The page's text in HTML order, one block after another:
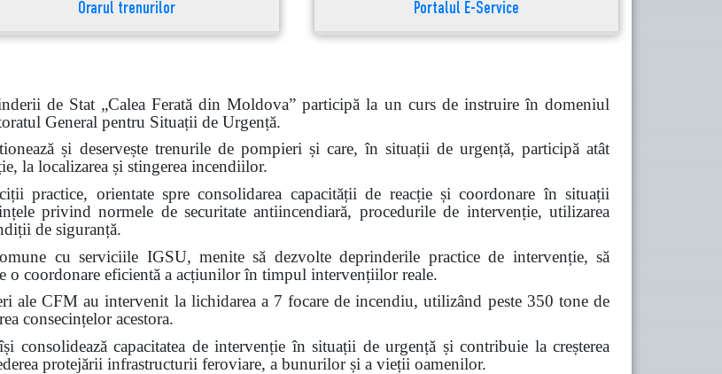
Orarul trenurilor Portalul E-Service
de Stat „Calea Ferată din Moldova” participă la un curs de instruire în domeniul
General pentru Situații de Urgență.
și deservește trenurile de pompieri și care, în situații de urgență, participă atât
la localizarea și stingerea incendiilor.
practice, orientate spre consolidarea capacității de reacție și coordonare în situații
privind normele de securitate antiincendiară, procedurile de intervenție, utilizarea
de siguranță.
cu serviciile IGSU, menite să dezvolte deprinderile practice de intervenție, să
o coordonare eficientă a acțiunilor în timpul intervențiilor reale.
ale CFM au intervenit la lichidarea a 7 focare de incendiu, utilizând peste 350 tone de
consecințelor acestora.
capacitatea de intervenție în situații de urgență și contribuie la creșterea
protejării infrastructurii feroviare, a bunurilor și a vieții oamenilor.